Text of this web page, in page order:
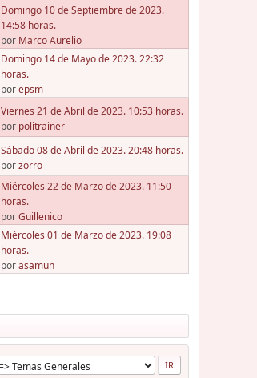
Domingo 10 de Septiembre de 2023.
14:58 horas.
por Marco Aurelio
Domingo 14 de Mayo de 2023. 22:32
horas.
porepsm
Viernes 21 de Abril de 2023. 10:53 horas.
por politrainer
Sábado 08 de Abril de 2023. 20:48 horas.
porzorro
Miércoles 22 de Marzo de 2023. 11:50
horas.
porGuillenico
Miércoles 01 de Marzo de 2023. 19:08
horas.
porasamun